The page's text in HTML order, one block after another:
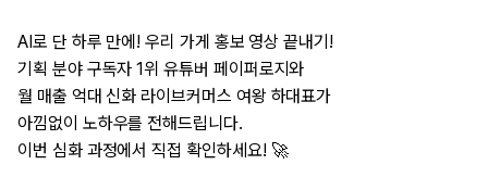
AI로 단 하루 만에! 우리 가게 홍보 영상 끝내기!
기획 분야 구독자 1위 유튜버 페이퍼로지와
월 매출 억대 신화 라이브커머스 여왕 하대표가
아낌없이 노하우를 전해드립니다.
이번 심화 과정에서 직접 확인하세요! 🚀